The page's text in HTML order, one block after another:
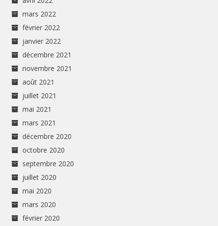
mars 2022
février 2022
janvier 2022
décembre 2021
novembre 2021
août 2021
juillet 2021
mai 2021
mars 2021
décembre 2020
octobre 2020
septembre 2020
juillet 2020
mai 2020
mars 2020
février 2020